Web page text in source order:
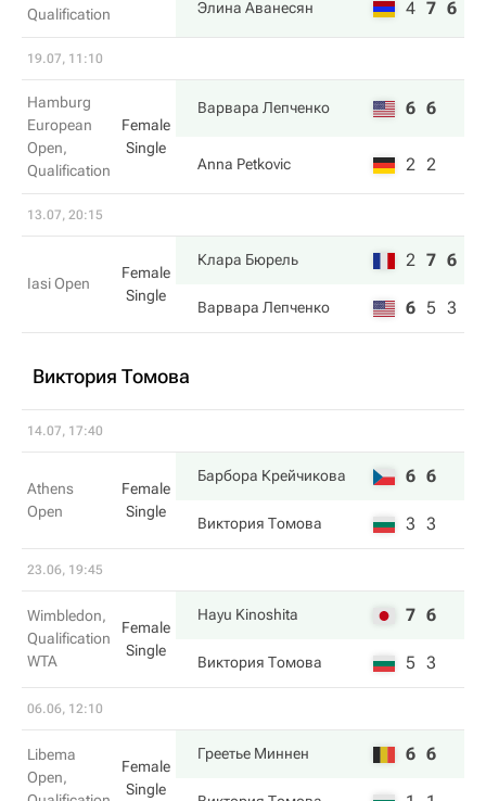
Qualification Элина Аванесян 4 7 6
19.07, 11:10
Hamburg
European
Open,
Qualification
Female
Single
Варвара Лепченко 6 6
Anna Petkovic 2 2
13.07, 20:15
Iasi Open
Female
Single
Клара Бюрель 2 7 6
Варвара Лепченко 6 5 3
Виктория Томова
14.07, 17:40
Athens
Open
Female
Single
Барбора Крейчикова 6 6
Виктория Томова 3 3
23.06, 19:45
Wimbledon,
Qualification
WTA
Female
Single
Hayu Kinoshita 7 6
Виктория Томова 5 3
06.06, 12:10
Libema
Open,
Female
Single
Греетье Миннен 6 6